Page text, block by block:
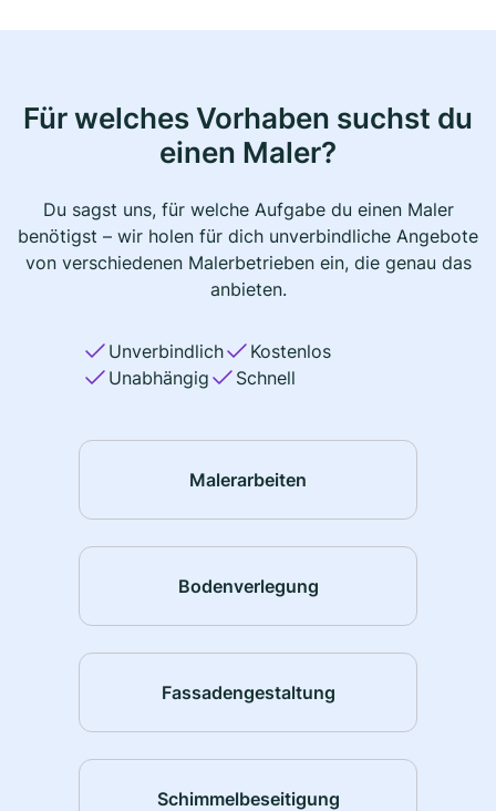
Für welches Vorhaben suchst du
einen Maler?
Du sagst uns, für welche Aufgabe du einen Maler
benötigst – wir holen für dich unverbindliche Angebote
von verschiedenen Malerbetrieben ein, die genau das
anbieten.
Unverbindlich
Kostenlos
Unabhängig
Schnell
Malerarbeiten
Bodenverlegung
Fassadengestaltung
Schimmelbeseitigung